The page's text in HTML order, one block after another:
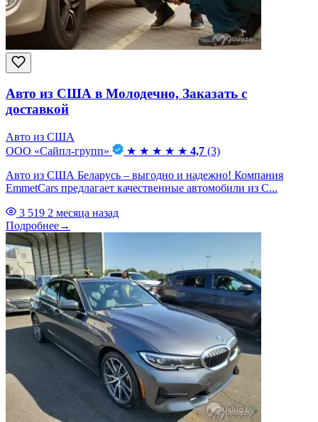
Авто из США в Молодечно, Заказать с
доставкой
Авто из США
ООО «Сайпл-групп»
★ ★ ★ ★ ★ 4,7 (3)
Авто из США Беларусь – выгодно и надежно! Компания
EmmetCars предлагает качественные автомобили из С...
3 519 2 месяца назад
Подробнее→